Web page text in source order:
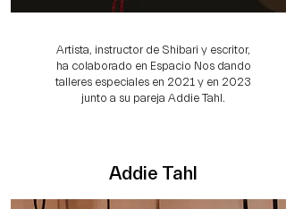
Artista, instructor de Shibari y escritor,
ha colaborado en Espacio Nos dando
talleres especiales en 2021 y en 2023
junto a su pareja Addie Tahl.
Addie Tahl